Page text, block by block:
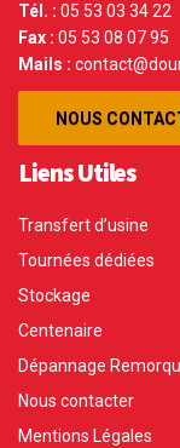
Tél. : 05 53 03 34 22
Fax : 05 53 08 07 95
Mails :
NOUS
Liens Utiles
Transfert d’usine
Tournées dédiées
Stockage
Centenaire
Dépannage
Nous contacter
Mentions Légales